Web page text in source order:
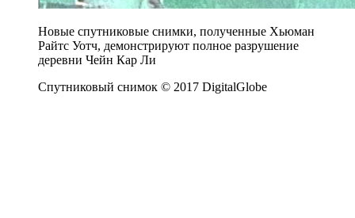
Новые спутниковые снимки, полученные Хьюман
Райтс Уотч, демонстрируют полное разрушение
деревни Чейн Кар Ли
Спутниковый снимок © 2017 DigitalGlobe